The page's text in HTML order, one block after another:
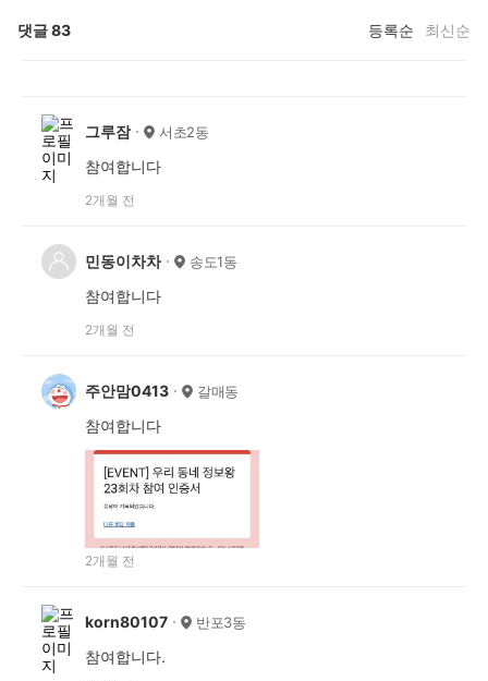
댓글83 등록순 최신순
그루잠 서초2동
참여합니다
2개월 전
민동이차차 송도1동
참여합니다
2개월 전
주안맘0413 갈매동
참여합니다
2개월 전
korn80107 반포3동
참여합니다.